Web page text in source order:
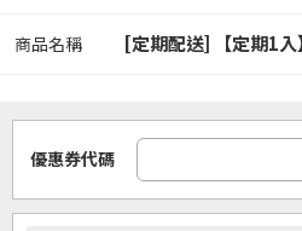
商品名稱 [定期配送] 【定期1
優惠券代碼